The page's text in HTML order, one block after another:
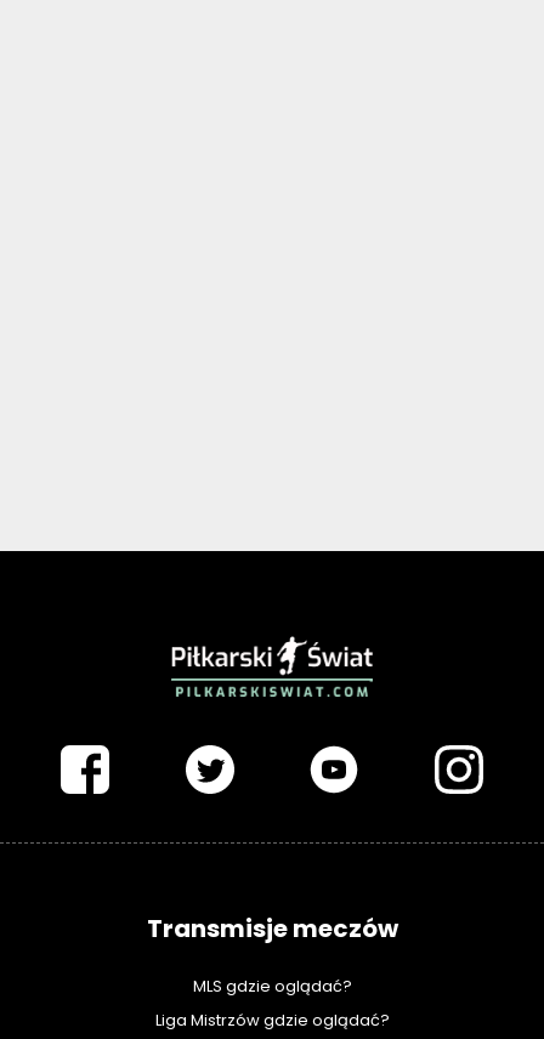
Transmisje meczów
MLS gdzie oglądać?
Liga Mistrzów gdzie oglądać?